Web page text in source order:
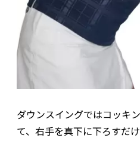
ダウンスイングではコッキ
て、右手を真下に下ろすだけ